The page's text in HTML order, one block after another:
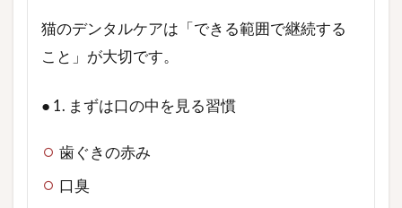
猫のデンタルケアは「できる範囲で継続する
こと」が大切です。
● 1. まずは口の中を見る習慣
歯ぐきの赤み
口臭